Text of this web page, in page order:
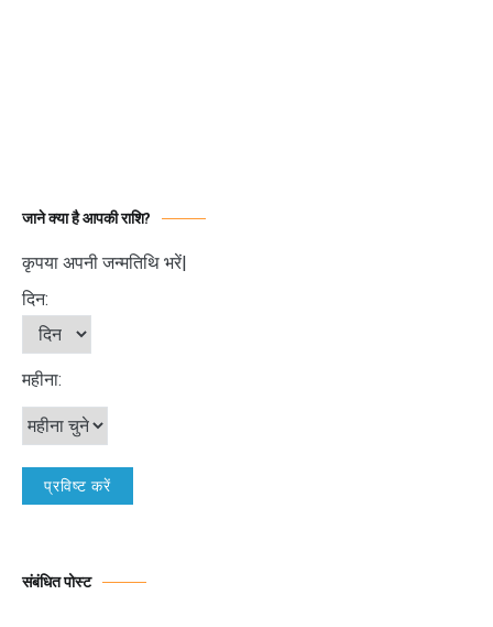
जाने क्या है आपकी राशि?
कृपया अपनी जन्मतिथि भरें|
दिन:
महीना:
संबंधित पोस्ट